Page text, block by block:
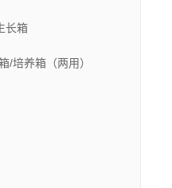
长箱
/培养箱（两用）